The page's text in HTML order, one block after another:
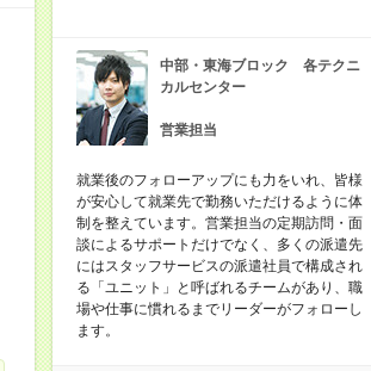
中部・東海ブロック 各テクニ
カルセンター
営業担当
就業後のフォローアップにも力をいれ、皆様
が安心して就業先で勤務いただけるように体
制を整えています。営業担当の定期訪問・面
談によるサポートだけでなく、多くの派遣先
にはスタッフサービスの派遣社員で構成され
る「ユニット」と呼ばれるチームがあり、職
場や仕事に慣れるまでリーダーがフォローし
ます。